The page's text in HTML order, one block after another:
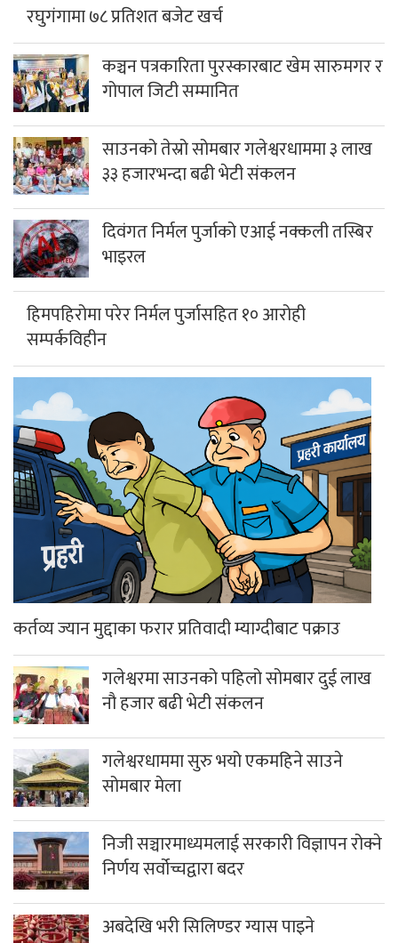
रघुगंगामा ७८ प्रतिशत बजेट खर्च
कञ्चन पत्रकारिता पुरस्कारबाट खेम सारुमगर र
गोपाल जिटी सम्मानित
साउनको तेस्रो सोमबार गलेश्वरधाममा ३ लाख
३३ हजारभन्दा बढी भेटी संकलन
दिवंगत निर्मल पुर्जाको एआई नक्कली तस्बिर
भाइरल
हिमपहिरोमा परेर निर्मल पुर्जासहित १० आरोही
सम्पर्कविहीन
कर्तव्य ज्यान मुद्दाका फरार प्रतिवादी म्याग्दीबाट पक्राउ
गलेश्वरमा साउनको पहिलो सोमबार दुई लाख
नौ हजार बढी भेटी संकलन
गलेश्वरधाममा सुरु भयो एकमहिने साउने
सोमबार मेला
निजी सञ्चारमाध्यमलाई सरकारी विज्ञापन रोक्ने
निर्णय सर्वोच्चद्वारा बदर
अबदेखि भरी सिलिण्डर ग्यास पाइने